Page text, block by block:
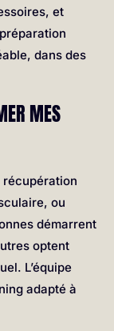
et
dans des
MES
ou
démarrent
optent
L’équipe
adapté à